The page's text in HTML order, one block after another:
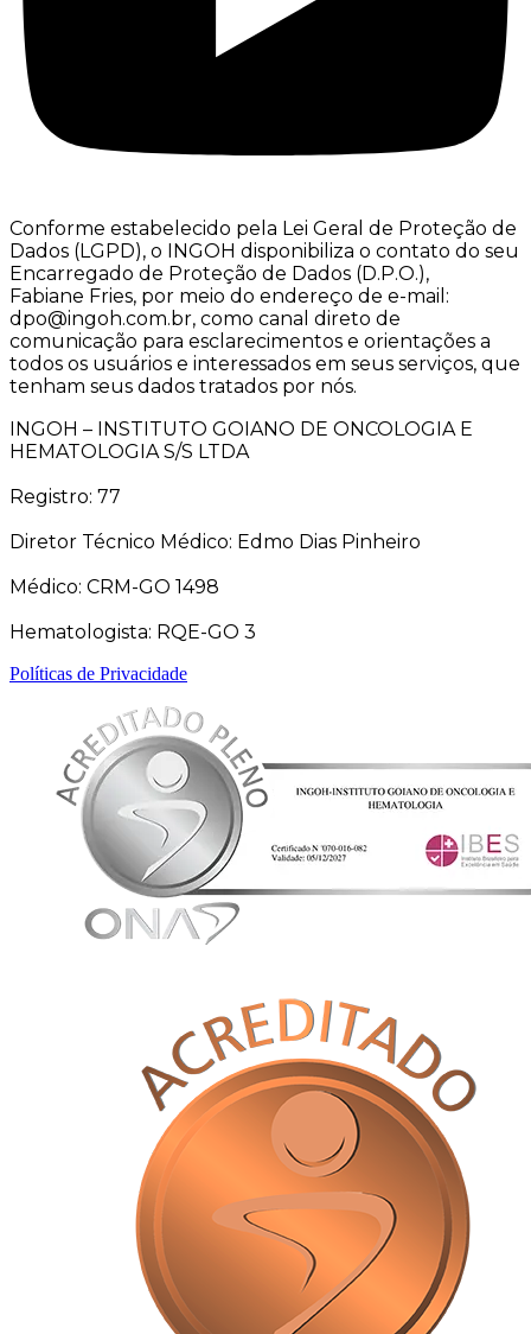
Conforme estabelecido pela Lei Geral de Proteção de
Dados (LGPD), o INGOH disponibiliza o contato do seu
Encarregado de Proteção de Dados (D.P.O.),
Fabiane Fries, por meio do endereço de e-mail:
dpo@ingoh.com.br, como canal direto de
comunicação para esclarecimentos e orientações a
todos os usuários e interessados em seus serviços, que
tenham seus dados tratados por nós.
INGOH – INSTITUTO GOIANO DE ONCOLOGIA E
HEMATOLOGIA S/S LTDA
Registro: 77
Diretor Técnico Médico: Edmo Dias Pinheiro
Médico: CRM-GO 1498
Hematologista: RQE-GO 3
Políticas de Privacidade